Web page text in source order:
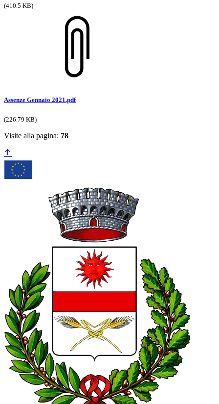
(410.5 KB)
Assenze Gennaio 2021.pdf
(226.79 KB)
Visite alla pagina: 78